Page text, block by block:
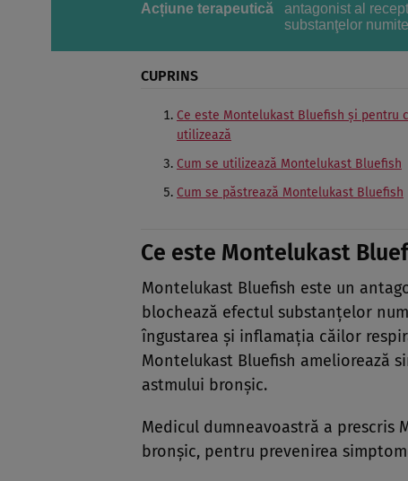
Acțiune terapeutică
antagonist al
substanţelor
CUPRINS
Ce este Montelukast Bluefish şi pentru
utilizează
Cum se utilizează Montelukast Bluefish
Cum se păstrează Montelukast Bluefish
Ce este Montelukast
Montelukast Bluefish este un
blochează efectul substanţelor
îngustarea şi inflamaţia căilor
Montelukast Bluefish ameliorează
astmului bronşic.
Medicul dumneavoastră a
bronşic, pentru prevenirea